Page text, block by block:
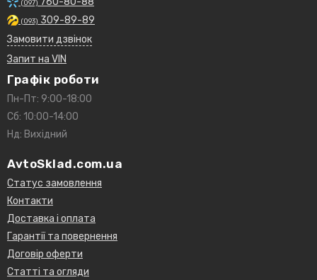
(097)
(093) 309-89-89
Замовити дзвінок
Запит на VIN
Графік роботи
Пн-Пт: 9:00-18:00
Сб: 10:00-14:00
Нд: Вихідний
AvtoSklad.com.ua
Статус замовлення
Контакти
Доставка і оплата
Гарантії та повернення
Договір оферти
Статті та огляди